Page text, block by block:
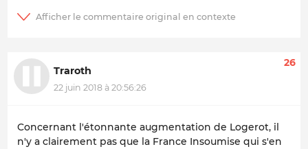
Traroth
22 juin 2018 à 20:56:26
26
Concernant l'étonnante augmentation de Logerot, il
n'y a clairement pas que la France Insoumise qui s'en